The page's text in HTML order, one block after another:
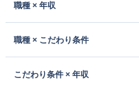
職種 × 年収
職種 × こだわり条件
こだわり条件 × 年収